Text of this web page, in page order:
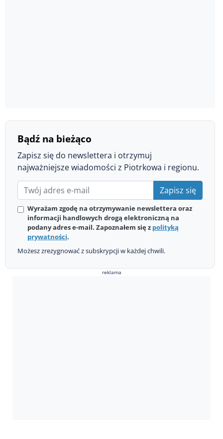
Bądź na bieżąco
Zapisz się do newslettera i otrzymuj
najważniejsze wiadomości z Piotrkowa i regionu.
Zapisz się
Wyrażam zgodę na otrzymywanie newslettera oraz
informacji handlowych drogą elektroniczną na
podany adres e-mail. Zapoznałem się z polityką
prywatności.
Możesz zrezygnować z subskrypcji w każdej chwili.
reklama